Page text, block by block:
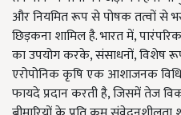
और नियमित रूप से पोषक तत्वों से
छिड़कना शामिल है. भारत में,
का उपयोग करके, संसाधनों, विशेष
एरोपोनिक कृषि एक आशाजनक
फायदे प्रदान करती है, जिसमें तेज